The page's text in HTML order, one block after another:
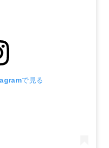
で見る